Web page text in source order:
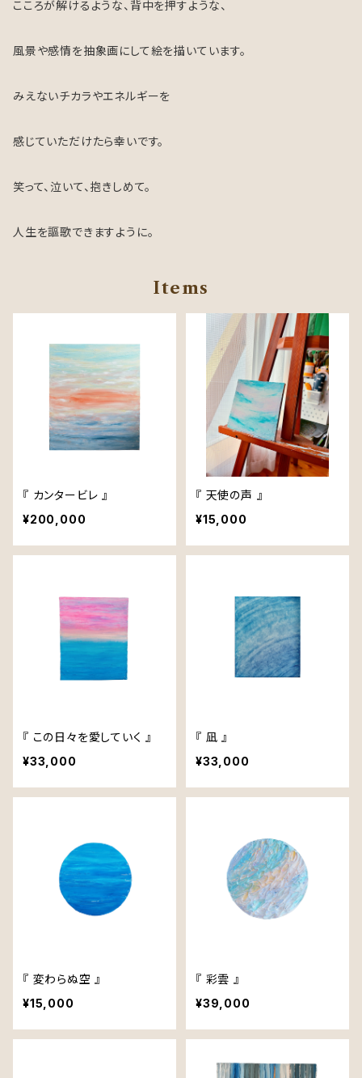
こころが解けるような、背中を押すような、
風景や感情を抽象画にして絵を描いています。
みえないチカラやエネルギーを
感じていただけたら幸いです。
笑って、泣いて、抱きしめて。
人生を謳歌できますように。
Items
『 カンタービレ 』
¥200,000
『 天使の声 』
¥15,000
『 この日々を愛していく 』
¥33,000
『 凪 』
¥33,000
『 変わらぬ空 』
¥15,000
『 彩雲 』
¥39,000